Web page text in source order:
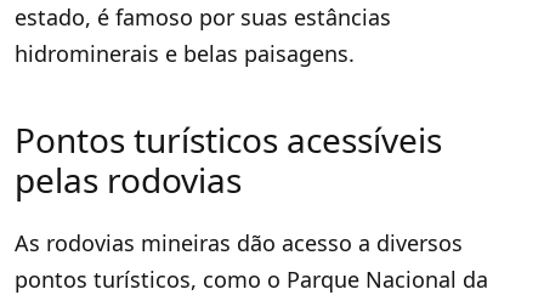
estado, é famoso por suas estâncias
hidrominerais e belas paisagens.
Pontos turísticos acessíveis
pelas rodovias
As rodovias mineiras dão acesso a diversos
pontos turísticos, como o Parque Nacional da